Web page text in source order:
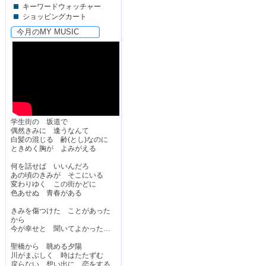
キーワードウォッチャー
ショッピングカート
今月のMY MUSIC
学生街の 坂道で
偶然きみに 逢うなんて
白髪の混じる 齢(とし)なのに
ときめく胸が よみがえる
何を話せば いいんだろ
あの頃のきみが そこにいる
変わりゆく この街かどに
色あせぬ 青春がある
きみを傷つけた ことがあった
から
今が幸せと 聞いてよかった…
聖橋から 眺める夕陽
川がまぶしく 時はたたずむ
戻らない 想い出に 恋をする